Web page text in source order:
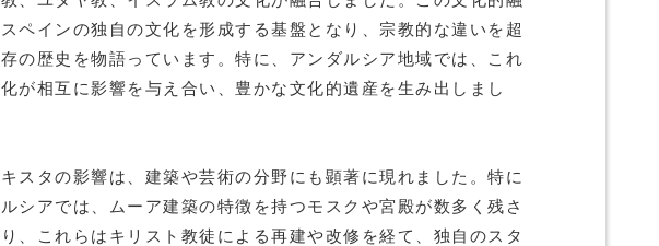
ペインの独自の文化を形成する基盤となり、宗教的な違いを超
の歴史を物語っています。特に、アンダルシア地域では、これ
が相互に影響を与え合い、豊かな文化的遺産を生み出しまし
スタの影響は、建築や芸術の分野にも顕著に現れました。特に
シアでは、ムーア建築の特徴を持つモスクや宮殿が数多く残さ
、これらはキリスト教徒による再建や改修を経て、独自のスタ